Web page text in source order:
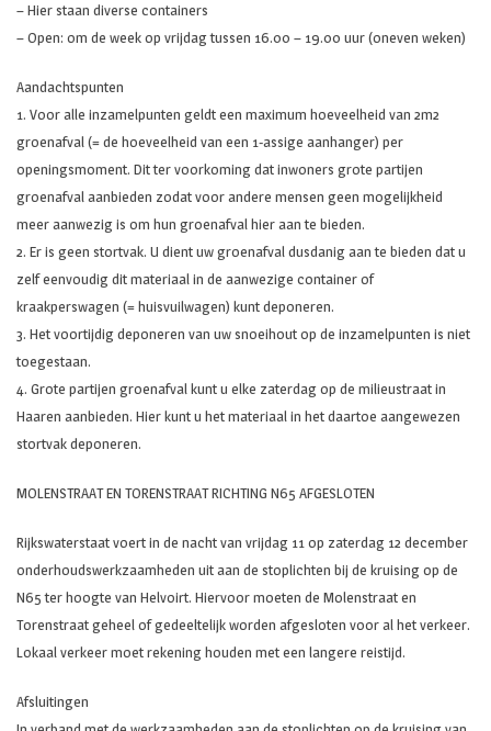
– Hier staan diverse containers
– Open: om de week op vrijdag tussen 16.00 – 19.00 uur (oneven weken)
Aandachtspunten
1. Voor alle inzamelpunten geldt een maximum hoeveelheid van 2m2
groenafval (= de hoeveelheid van een 1-assige aanhanger) per
openingsmoment. Dit ter voorkoming dat inwoners grote partijen
groenafval aanbieden zodat voor andere mensen geen mogelijkheid
meer aanwezig is om hun groenafval hier aan te bieden.
2. Er is geen stortvak. U dient uw groenafval dusdanig aan te bieden dat u
zelf eenvoudig dit materiaal in de aanwezige container of
kraakperswagen (= huisvuilwagen) kunt deponeren.
3. Het voortijdig deponeren van uw snoeihout op de inzamelpunten is niet
toegestaan.
4. Grote partijen groenafval kunt u elke zaterdag op de milieustraat in
Haaren aanbieden. Hier kunt u het materiaal in het daartoe aangewezen
stortvak deponeren.
MOLENSTRAAT EN TORENSTRAAT RICHTING N65 AFGESLOTEN
Rijkswaterstaat voert in de nacht van vrijdag 11 op zaterdag 12 december
onderhoudswerkzaamheden uit aan de stoplichten bij de kruising op de
N65 ter hoogte van Helvoirt. Hiervoor moeten de Molenstraat en
Torenstraat geheel of gedeeltelijk worden afgesloten voor al het verkeer.
Lokaal verkeer moet rekening houden met een langere reistijd.
Afsluitingen